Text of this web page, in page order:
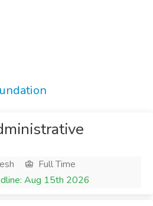
Full Time
Aug 15th 2026